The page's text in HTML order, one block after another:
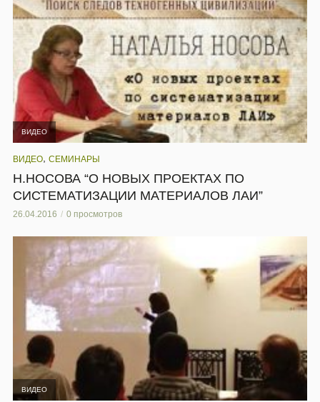
ВИДЕО
ВИДЕО, СЕМИНАРЫ
Н.НОСОВА “О НОВЫХ ПРОЕКТАХ ПО
СИСТЕМАТИЗАЦИИ МАТЕРИАЛОВ ЛАИ”
26.04.2016 0 просмотров
ВИДЕО